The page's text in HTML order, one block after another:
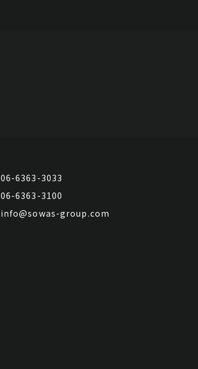
06-6363-3033
06-6363-3100
info@sowas-group.com